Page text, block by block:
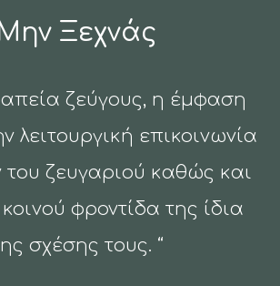
Ξεχνάς
ζεύγους, η έμφαση
λειτουργική επικοινωνία
ζευγαριού καθώς και
φροντίδα της ίδια
σχέσης τους. “